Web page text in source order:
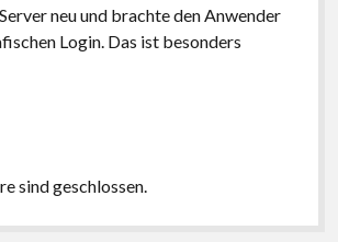
neu und brachte den Anwender
Login. Das ist besonders
sind geschlossen.